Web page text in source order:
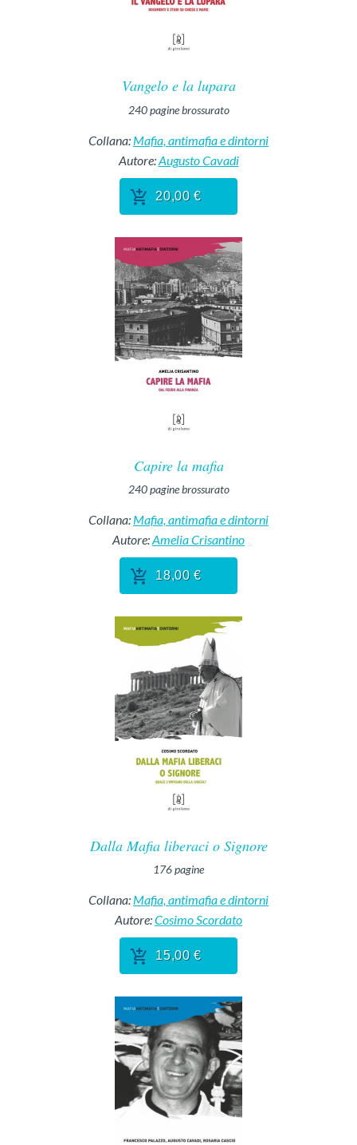
Vangelo e la lupara
240pagine brossurato
Collana: Mafia, antimafia e dintorni
Autore:Augusto Cavadi
20,00 €
Capire la mafia
240pagine brossurato
Collana: Mafia, antimafia e dintorni
Autore:Amelia Crisantino
18,00 €
Dalla Mafia liberaci o Signore
176pagine
Collana: Mafia, antimafia e dintorni
Autore:Cosimo Scordato
15,00 €